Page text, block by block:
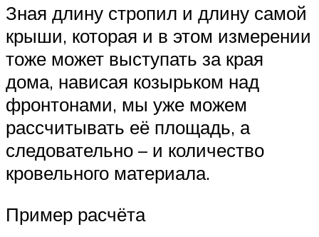
Зная длину стропил и длину самой
крыши, которая и в этом измерении
тоже может выступать за края
дома, нависая козырьком над
фронтонами, мы уже можем
рассчитывать её площадь, а
следовательно – и количество
кровельного материала.
Пример расчёта